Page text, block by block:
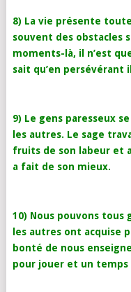
8) La vie présente
souvent des obstacles
moments-là, il n’est
sait qu’en persévérant
9) Le gens paresseux
les autres. Le sage
fruits de son labeur et
a fait de son mieux.
10) Nous pouvons tous
les autres ont acquise
bonté de nous
pour jouer et un temps